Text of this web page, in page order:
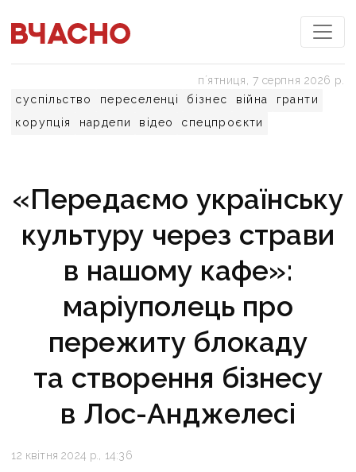
суспільство переселенці бізнес війна
гранти
корупція
нардепи відео спецпроєкти
пʼятниця, 7 серпня 2026 р.
«Передаємо українську
культуру через страви
в нашому кафе»:
маріуполець про
пережиту блокаду
та створення бізнесу
в Лос-Анджелесі
12 квітня 2024 р., 14:36